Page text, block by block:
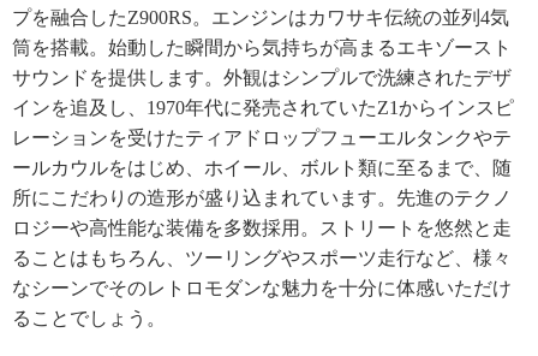
プを融合したZ900RS。エンジンはカワサキ伝統の並列4気
筒を搭載。始動した瞬間から気持ちが高まるエキゾースト
サウンドを提供します。外観はシンプルで洗練されたデザ
インを追及し、1970年代に発売されていたZ1からインスピ
レーションを受けたティアドロップフューエルタンクやテ
ールカウルをはじめ、ホイール、ボルト類に至るまで、随
所にこだわりの造形が盛り込まれています。先進のテクノ
ロジーや高性能な装備を多数採用。ストリートを悠然と走
ることはもちろん、ツーリングやスポーツ走行など、様々
なシーンでそのレトロモダンな魅力を十分に体感いただけ
ることでしょう。